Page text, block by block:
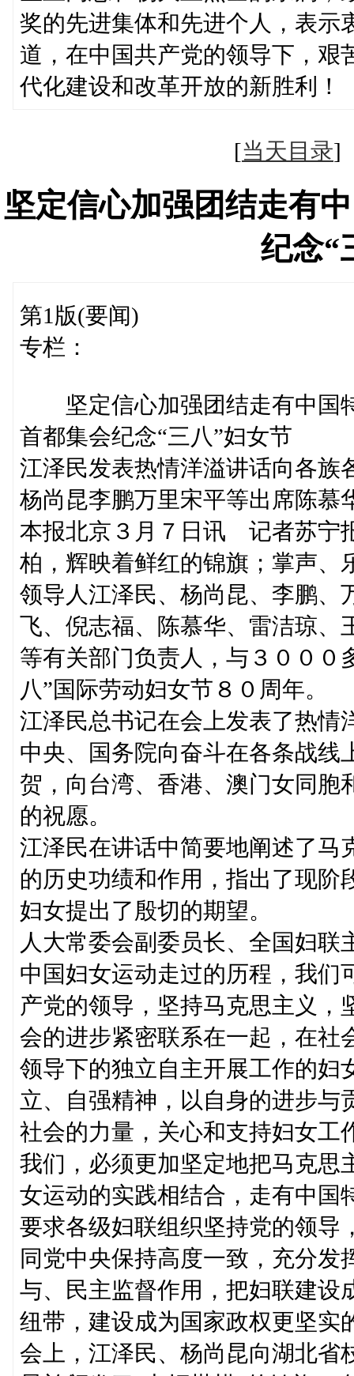
奖的先进集体和先进个人，表示
道，在中国共产党的领导下，艰
代化建设和改革开放的新胜利！
[当天目录
坚定信心加强团结走有
纪念“
第1版(要闻)
专栏：
坚定信心加强团结走有中国
首都集会纪念“三八”妇女节
江泽民发表热情洋溢讲话向各族
杨尚昆李鹏万里宋平等出席陈慕
本报北京３月７日讯 记者苏宁
柏，辉映着鲜红的锦旗；掌声、
领导人江泽民、杨尚昆、李鹏、
飞、倪志福、陈慕华、雷洁琼、
等有关部门负责人，与３０００
八”国际劳动妇女节８０周年。
江泽民总书记在会上发表了热情
中央、国务院向奋斗在各条战线
贺，向台湾、香港、澳门女同胞
的祝愿。
江泽民在讲话中简要地阐述了马
的历史功绩和作用，指出了现阶
妇女提出了殷切的期望。
人大常委会副委员长、全国妇
中国妇女运动走过的历程，我们
产党的领导，坚持马克思主义，
会的进步紧密联系在一起，在社
领导下的独立自主开展工作的妇
立、自强精神，以自身的进步与
社会的力量，关心和支持妇女工
我们，必须更加坚定地把马克思
女运动的实践相结合，走有中国
要求各级妇联组织坚持党的领导
同党中央保持高度一致，充分
与、民主监督作用，把妇联建设
纽带，建设成为国家政权更坚实
会上，江泽民、杨尚昆向湖北省